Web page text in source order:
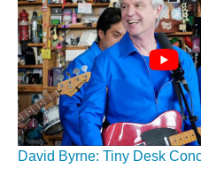
David Byrne: Tiny Desk